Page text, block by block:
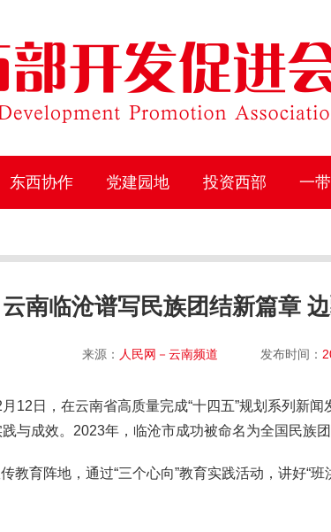
东西协作 党建园地 投资西部 一
云南临沧谱写民族团结新篇章
来源： 人民网－云南频道 发布时间：
日，在云南省高质量完成“十四五”规划系列新闻
与成效。2023年，临沧市成功被命名为全国民族团
阵地，通过“三个心向”教育实践活动，讲好“班